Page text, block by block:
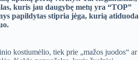
kuris jau daugybę metų yra “TOP”
papildytas stipria jėga, kurią atiduoda
kostiumėlio, tiek prie „mažos juodos“ ar